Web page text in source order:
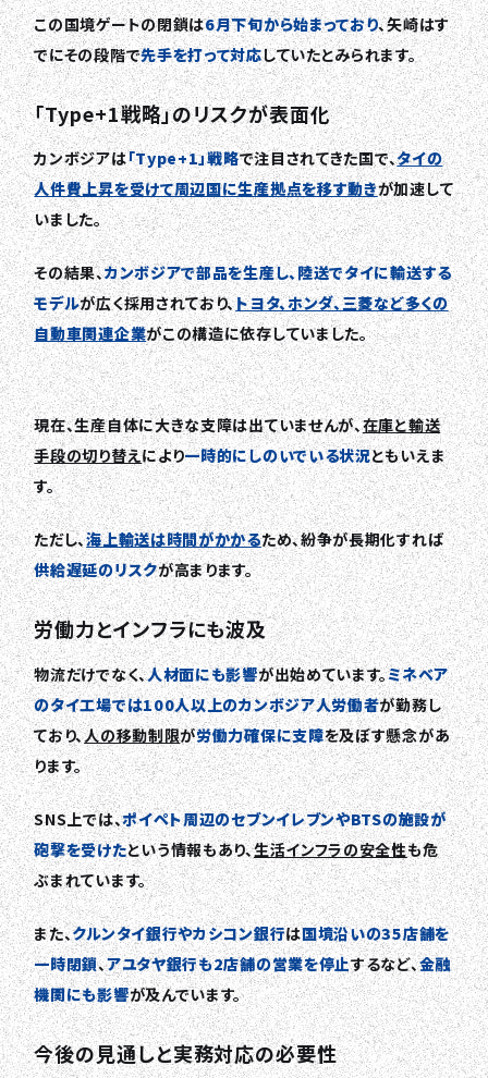
この国境ゲートの閉鎖は6月下旬から始まっており、矢崎はす
でにその段階で先手を打って対応していたとみられます。
「Type+1戦略」のリスクが表面化
カンボジアは「Type+1」戦略で注目されてきた国で、タイの
人件費上昇を受けて周辺国に生産拠点を移す動きが加速して
いました。
その結果、カンボジアで部品を生産し、陸送でタイに輸送する
モデルが広く採用されており、トヨタ、ホンダ、三菱など多くの
自動車関連企業がこの構造に依存していました。
現在、生産自体に大きな支障は出ていませんが、在庫と輸送
手段の切り替えにより一時的にしのいでいる状況ともいえま
す。
ただし、海上輸送は時間がかかるため、紛争が長期化すれば
供給遅延のリスクが高まります。
労働力とインフラにも波及
物流だけでなく、人材面にも影響が出始めています。ミネベア
のタイ工場では100人以上のカンボジア人労働者が勤務し
ており、人の移動制限が労働力確保に支障を及ぼす懸念があ
ります。
SNS上では、ポイペト周辺のセブンイレブンやBTSの施設が
砲撃を受けたという情報もあり、生活インフラの安全性も危
ぶまれています。
また、クルンタイ銀行やカシコン銀行は国境沿いの35店舗を
一時閉鎖、アユタヤ銀行も2店舗の営業を停止するなど、金融
機関にも影響が及んでいます。
今後の見通しと実務対応の必要性